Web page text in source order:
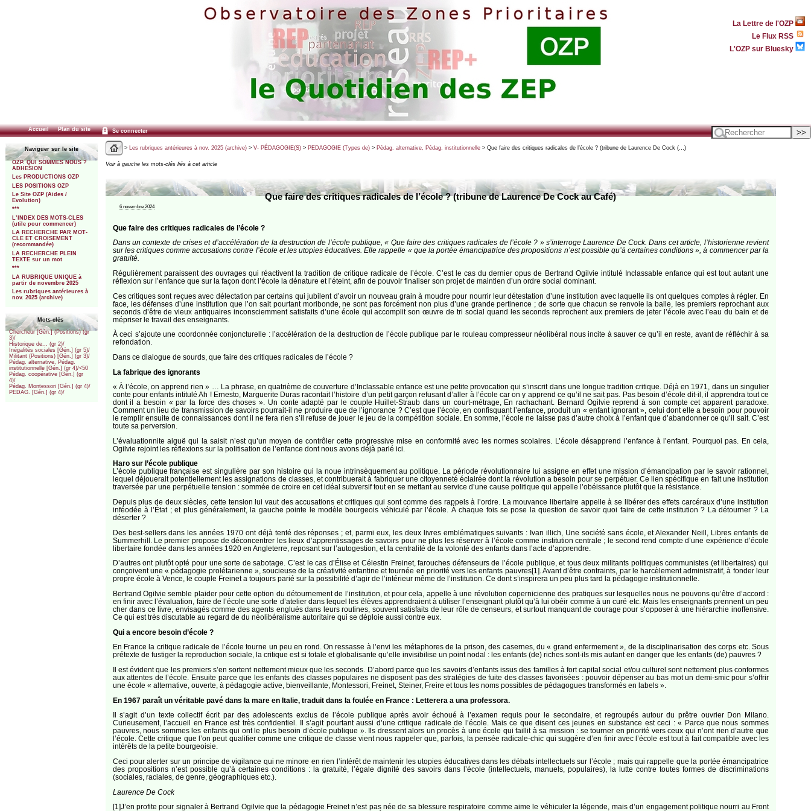
La Lettre de l'OZP
Le Flux RSS
L'OZP sur Bluesky
Accueil Plan du site Se connecter
Naviguer sur le site
OZP. QUI SOMMES NOUS ?
ADHESION
Les PRODUCTIONS OZP
LES POSITIONS OZP
Le Site OZP (Aides /
Evolution)
***
L’INDEX DES MOTS-CLES
(utile pour commencer)
LA RECHERCHE PAR MOT-
CLE ET CROISEMENT
(recommandée)
LA RECHERCHE PLEIN
TEXTE sur un mot
***
LA RUBRIQUE UNIQUE à
partir de novembre 2025
Les rubriques antérieures à
nov. 2025 (archive)
Mots-clés
Chercheur [Gén.] (Positions) (gr
3)/
Historique de... (gr 2)/
Inégalités sociales [Gén.] (gr 5)/
Militant (Positions) [Gén.] (gr 3)/
Pédag. alternative, Pédag.
institutionnelle [Gén.] (gr 4)/<50
Pédag. coopérative [Gén.] (gr
4)/
Pédag. Montessori [Gén.] (gr 4)/
PEDAG. [Gén.] (gr 4)/
> Les rubriques antérieures à nov. 2025 (archive)> V- PÉDAGOGIE(S)> PEDAGOGIE (Types de)> Pédag. alternative, Pédag. institutionnelle> Que faire des critiques radicales de l’école ? (tribune de Laurence De Cock (…)
Voir à gauche les mots-clés liés à cet article
Que faire des critiques radicales de l’école ? (tribune de Laurence De Cock au Café)
6 novembre 2024
Que faire des critiques radicales de l’école ?
Dans un contexte de crises et d’accélération de la destruction de l’école publique, « Que faire des critiques radicales de l’école ? » s’interroge Laurence De Cock. Dans cet article, l’historienne revient
sur les critiques comme accusations contre l’école et les utopies éducatives. Elle rappelle « que la portée émancipatrice des propositions n’est possible qu’à certaines conditions », à commencer par la
gratuité.
Régulièrement paraissent des ouvrages qui réactivent la tradition de critique radicale de l’école. C’est le cas du dernier opus de Bertrand Ogilvie intitulé Inclassable enfance qui est tout autant une
réflexion sur l’enfance que sur la façon dont l’école la dénature et l’éteint, afin de pouvoir finaliser son projet de maintien d’un ordre social dominant.
Ces critiques sont reçues avec délectation par certains qui jubilent d’avoir un nouveau grain à moudre pour nourrir leur détestation d’une institution avec laquelle ils ont quelques comptes à régler. En
face, les défenses d’une institution que l’on sait pourtant moribonde, ne sont pas forcément non plus d’une grande pertinence ; de sorte que chacun se renvoie la balle, les premiers reprochant aux
seconds d’être de vieux antiquaires inconsciemment satisfaits d’une école qui accomplit son œuvre de tri social quand les seconds reprochent aux premiers de jeter l’école avec l’eau du bain et de
mépriser le travail des enseignants.
À ceci s’ajoute une coordonnée conjoncturelle : l’accélération de la destruction de l’école publique par le rouleau compresseur néolibéral nous incite à sauver ce qu’il en reste, avant de réfléchir à sa
refondation.
Dans ce dialogue de sourds, que faire des critiques radicales de l’école ?
La fabrique des ignorants
« À l’école, on apprend rien » … La phrase, en quatrième de couverture d’Inclassable enfance est une petite provocation qui s’inscrit dans une longue tradition critique. Déjà en 1971, dans un singulier
conte pour enfants intitulé Ah ! Ernesto, Marguerite Duras racontait l’histoire d’un petit garçon refusant d’aller à l’école car on y apprend ce qu’il ne sait pas. Pas besoin d’école dit-il, il apprendra tout ce
dont il a besoin « par la force des choses ». Un conte adapté par le couple Huillet-Straub dans un court-métrage, En rachachant. Bernard Ogilvie reprend à son compte cet apparent paradoxe.
Comment un lieu de transmission de savoirs pourrait-il ne produire que de l’ignorance ? C’est que l’école, en confisquant l’enfance, produit un « enfant ignorant », celui dont elle a besoin pour pouvoir
le remplir ensuite de connaissances dont il ne fera rien s’il refuse de jouer le jeu de la compétition sociale. En somme, l’école ne laisse pas d’autre choix à l’enfant que d’abandonner ce qu’il sait. C’est
toute sa perversion.
L’évaluationnite aiguë qui la saisit n’est qu’un moyen de contrôler cette progressive mise en conformité avec les normes scolaires. L’école désapprend l’enfance à l’enfant. Pourquoi pas. En cela,
Ogilvie rejoint les réflexions sur la politisation de l’enfance dont nous avons déjà parlé ici.
Haro sur l’école publique
L’école publique française est singulière par son histoire qui la noue intrinsèquement au politique. La période révolutionnaire lui assigne en effet une mission d’émancipation par le savoir rationnel,
lequel déjouerait potentiellement les assignations de classes, et contribuerait à fabriquer une citoyenneté éclairée dont la révolution a besoin pour se perpétuer. Ce lien spécifique en fait une institution
traversée par une perpétuelle tension : sommée de croire en cet idéal subversif tout en se mettant au service d’une cause politique qui appelle l’obéissance plutôt que la résistance.
Depuis plus de deux siècles, cette tension lui vaut des accusations et critiques qui sont comme des rappels à l’ordre. La mouvance libertaire appelle à se libérer des effets carcéraux d’une institution
inféodée à l’État ; et plus généralement, la gauche pointe le modèle bourgeois véhiculé par l’école. À chaque fois se pose la question de savoir quoi faire de cette institution ? La détourner ? La
déserter ?
Des best-sellers dans les années 1970 ont déjà tenté des réponses ; et, parmi eux, les deux livres emblématiques suivants : Ivan illich, Une société sans école, et Alexander Neill, Libres enfants de
Summerhill. Le premier propose de déconcentrer les lieux d’apprentissages de savoirs pour ne plus les réserver à l’école comme institution centrale ; le second rend compte d’une expérience d’école
libertaire fondée dans les années 1920 en Angleterre, reposant sur l’autogestion, et la centralité de la volonté des enfants dans l’acte d’apprendre.
D’autres ont plutôt opté pour une sorte de sabotage. C’est le cas d’Élise et Célestin Freinet, farouches défenseurs de l’école publique, et tous deux militants politiques communistes (et libertaires) qui
conçoivent une « pédagogie prolétarienne », soucieuse de la créativité enfantine et tournée en priorité vers les enfants pauvres[1]. Avant d’être contraints, par le harcèlement administratif, à fonder leur
propre école à Vence, le couple Freinet a toujours parié sur la possibilité d’agir de l’intérieur même de l’institution. Ce dont s’inspirera un peu plus tard la pédagogie institutionnelle.
Bertrand Ogilvie semble plaider pour cette option du détournement de l’institution, et pour cela, appelle à une révolution copernicienne des pratiques sur lesquelles nous ne pouvons qu’être d’accord :
en finir avec l’évaluation, faire de l’école une sorte d’atelier dans lequel les élèves apprendraient à utiliser l’enseignant plutôt qu’à lui obéir comme à un curé etc. Mais les enseignants prennent un peu
cher dans ce livre, envisagés comme des agents englués dans leurs routines, souvent satisfaits de leur rôle de censeurs, et surtout manquant de courage pour s’opposer à une hiérarchie inoffensive.
Ce qui est très discutable au regard de du néolibéralisme autoritaire qui se déploie aussi contre eux.
Qui a encore besoin d’école ?
En France la critique radicale de l’école tourne un peu en rond. On ressasse à l’envi les métaphores de la prison, des casernes, du « grand enfermement », de la disciplinarisation des corps etc. Sous
prétexte de fustiger la reproduction sociale, la critique est si totale et globalisante qu’elle invisibilise un point nodal : les enfants (de) riches sont-ils mis autant en danger que les enfants (de) pauvres ?
Il est évident que les premiers s’en sortent nettement mieux que les seconds. D’abord parce que les savoirs d’enfants issus des familles à fort capital social et/ou culturel sont nettement plus conformes
aux attentes de l’école. Ensuite parce que les enfants des classes populaires ne disposent pas des stratégies de fuite des classes favorisées : pouvoir dépenser au bas mot un demi-smic pour s’offrir
une école « alternative, ouverte, à pédagogie active, bienveillante, Montessori, Freinet, Steiner, Freire et tous les noms possibles de pédagogues transformés en labels ».
En 1967 paraît un véritable pavé dans la mare en Italie, traduit dans la foulée en France : Letterera a una professora.
Il s’agit d’un texte collectif écrit par des adolescents exclus de l’école publique après avoir échoué à l’examen requis pour le secondaire, et regroupés autour du prêtre ouvrier Don Milano.
Curieusement, l’accueil en France est très confidentiel. Il s’agit pourtant aussi d’une critique radicale de l’école. Mais ce que disent ces jeunes en substance est ceci : « Parce que nous sommes
pauvres, nous sommes les enfants qui ont le plus besoin d’école publique ». Ils dressent alors un procès à une école qui faillit à sa mission : se tourner en priorité vers ceux qui n’ont rien d’autre que
l’école. Cette critique que l’on peut qualifier comme une critique de classe vient nous rappeler que, parfois, la pensée radicale-chic qui suggère d’en finir avec l’école est tout à fait compatible avec les
intérêts de la petite bourgeoisie.
Ceci pour alerter sur un principe de vigilance qui ne minore en rien l’intérêt de maintenir les utopies éducatives dans les débats intellectuels sur l’école ; mais qui rappelle que la portée émancipatrice
des propositions n’est possible qu’à certaines conditions : la gratuité, l’égale dignité des savoirs dans l’école (intellectuels, manuels, populaires), la lutte contre toutes formes de discriminations
(sociales, raciales, de genre, géographiques etc.).
Laurence De Cock
[1]J’en profite pour signaler à Bertrand Ogilvie que la pédagogie Freinet n’est pas née de sa blessure respiratoire comme aime le véhiculer la légende, mais d’un engagement politique nourri au Front